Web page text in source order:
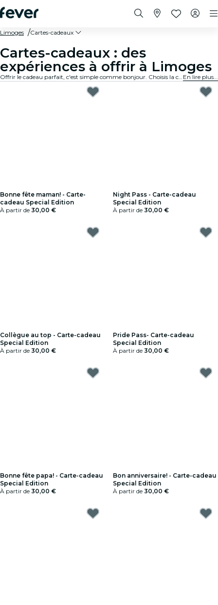
Limoges Cartes-cadeaux
Cartes-cadeaux : des
expériences à offrir à Limoges
Offrir le cadeau parfait, c'est simple comme bonjour. Choisis la carte, fixe le montant et offre une expérience mémorable. Rapide, sur mesure et inratable. En lire plus...
Bonne fête maman! - Carte-
cadeau Special Edition
À partir de 30,00 €
Night Pass - Carte-cadeau
Special Edition
À partir de 30,00 €
Collègue au top - Carte-cadeau
Special Edition
À partir de 30,00 €
Pride Pass- Carte-cadeau
Special Edition
À partir de 30,00 €
Bonne fête papa! - Carte-cadeau
Special Edition
À partir de 30,00 €
Bon anniversaire! - Carte-cadeau
Special Edition
À partir de 30,00 €